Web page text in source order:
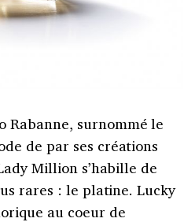
Rabanne, surnommé le
de par ses créations
Million s’habille de
rares : le platine. Lucky
au coeur de